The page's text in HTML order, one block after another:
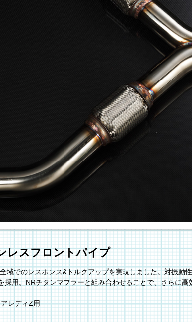
レスフロントパイプ
域でのレスポンス&トルクアップを実現しました。対振動
採用。NRチタンマフラーと組み合わせることで、さらに高
レディZ用